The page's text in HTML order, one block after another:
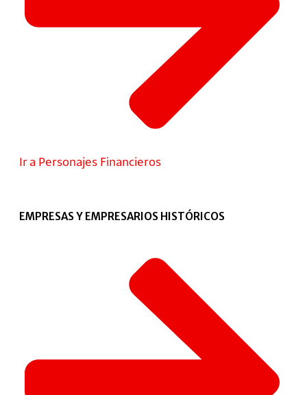
Ir a Personajes Financieros
EMPRESAS Y EMPRESARIOS HISTÓRICOS